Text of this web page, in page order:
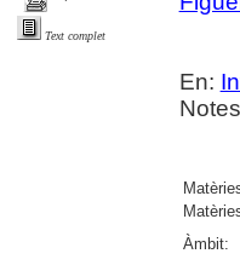
Text complet
En:
Àmbit: